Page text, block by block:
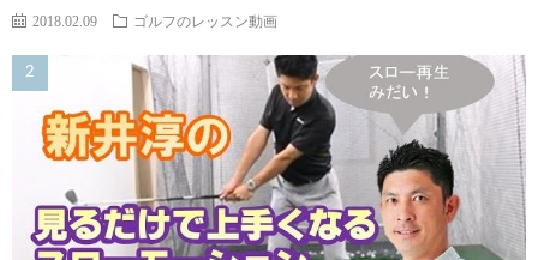
2018.02.09 ゴルフのレッスン動画